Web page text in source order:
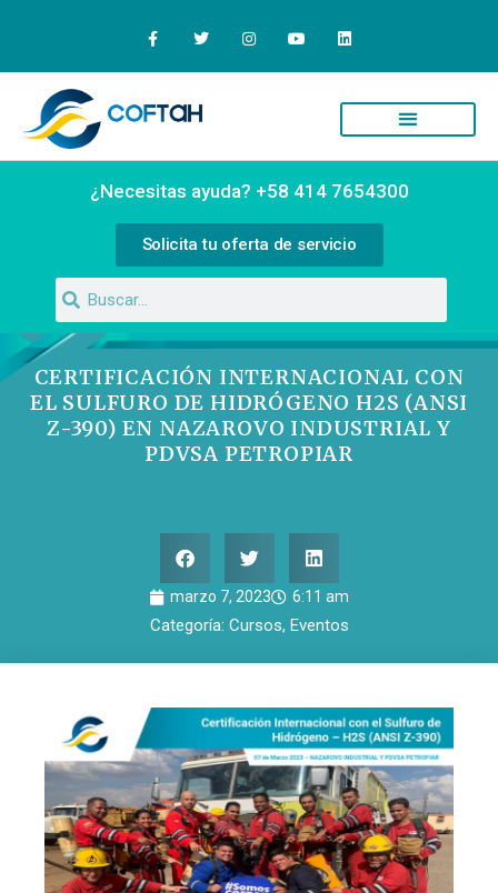
¿Necesitas ayuda? +58 414 7654300
Solicita tu oferta de servicio
CERTIFICACIÓN INTERNACIONAL CON
EL SULFURO DE HIDRÓGENO H2S (ANSI
Z-390) EN NAZAROVO INDUSTRIAL Y
PDVSA PETROPIAR
marzo 7, 2023 6:11 am
Categoría: Cursos, Eventos